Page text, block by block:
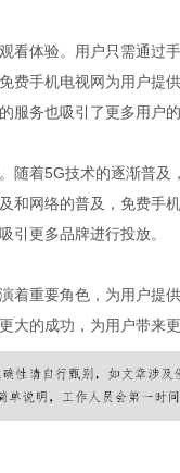
看体验。用户只需通过
费手机电视网为用户提
服务也吸引了更多用户
随着5G技术的逐渐普
和网络的普及，免费手
引更多品牌进行投放。
着重要角色，为用户提
大的成功，为用户带来